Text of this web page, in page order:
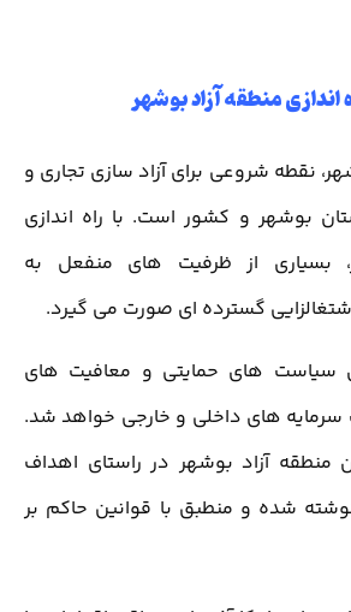
اندازی منطقه آزاد بوشهر
نقطه شروعی برای آزاد سازی تجاری و
بوشهر و کشور است. با راه اندازی
بسیاری از ظرفیت های منفعل به
گسترده ای صورت می گیرد.
سیاست های حمایتی و معافیت های
سرمایه های داخلی و خارجی خواهد شد.
منطقه آزاد بوشهر در راستای اهداف
شده و منطبق با قوانین حاکم بر